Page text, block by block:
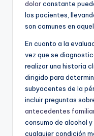
dolorconstante
los pacientes,
son comunes en
En cuanto a la
vez que se
realizar una historia
dirigido para
subyacentes de la
incluir preguntas
antecedentes
consumo de alcohol
cualquier condición